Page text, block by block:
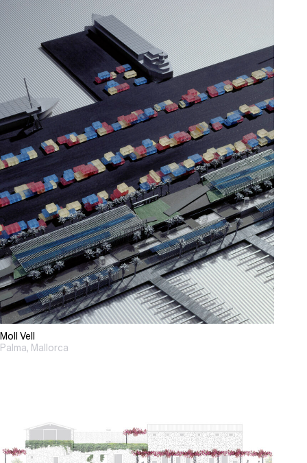
Moll Vell
Palma, Mallorca